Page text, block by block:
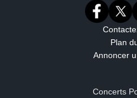
Plan
Annoncer
Concerts